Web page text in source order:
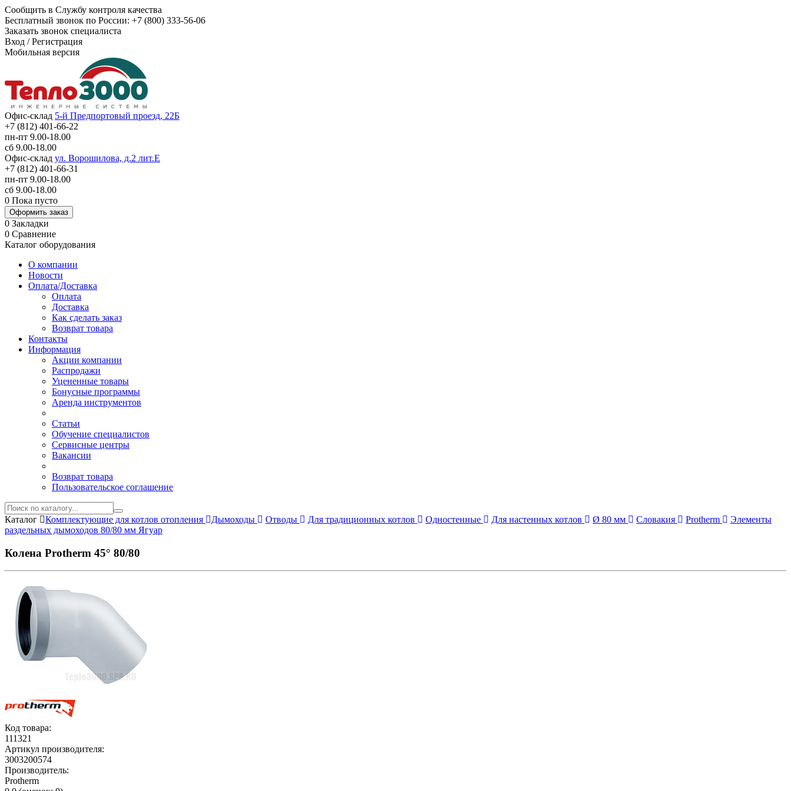
Сообщить в Службу контроля качества
Бесплатный звонок по России: +7 (800) 333-56-06
Заказать звонок специалиста
Вход /Регистрация
Мобильная версия
Офис-склад 5-й Предпортовый проезд, 22Б
+7 (812) 401-66-22
пн-пт 9.00-18.00
сб 9.00-18.00
Офис-склад ул. Ворошилова, д.2 лит.Е
+7 (812) 401-66-31
пн-пт 9.00-18.00
сб 9.00-18.00
0 Пока пусто
Оформить заказ
0 Закладки
0 Сравнение
Каталог оборудования
О компании
Новости
Оплата/Доставка
Оплата
Доставка
Как сделать заказ
Возврат товара
Контакты
Информация
Акции компании
Распродажи
Уцененные товары
Бонусные программы
Аренда инструментов
Статьи
Обучение специалистов
Сервисные центры
Вакансии
Возврат товара
Пользовательское соглашение
Каталог Комплектующие для котлов отопления Дымоходы Отводы Для традиционных котлов Одностенные Для настенных котлов Ø 80 мм Словакия Protherm
Элементы
раздельных дымоходов 80/80 мм Ягуар
Колена Protherm 45° 80/80
Код товара:
111321
Артикул производителя:
3003200574
Производитель:
Protherm